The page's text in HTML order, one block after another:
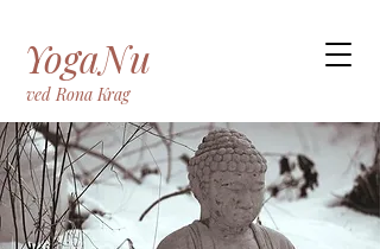
YogaNu
ved Rona Krag